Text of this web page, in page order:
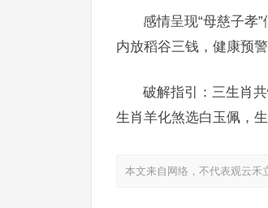
感情呈现“母慈子孝
内放稻谷三钱，健康预
破解指引：三生肖
生肖羊化煞选白玉佩，
本文来自网络，不代表观云禾